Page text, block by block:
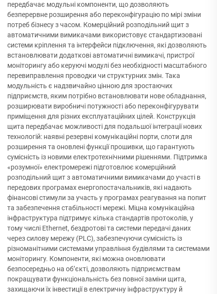
передбачає модульні компоненти, що дозволяють
безперервне розширення або переконфігурацію по мірі зміни
потреб бізнесу з часом. Комерційний розподільний щит з
автоматичними вимикачами використовує стандартизовані
системи кріплення та інтерфейси підключення, які дозволяють
встановлювати додаткові автоматичні вимикачі, пристрої
моніторингу або керуючі модулі без необхідності масштабного
перевиправлення проводки чи структурних змін. Така
модульність є надзвичайно цінною для зростаючих
підприємств, яким потрібно встановлювати нове обладнання,
розширювати виробничі потужності або переконфігурувати
приміщення для різних експлуатаційних цілей. Конструкція
щита передбачає можливості для подальшої інтеграції нових
технологій: наявні резервні комунікаційні порти, слоти для
розширення та оновлені функції прошивки, що гарантують
сумісність із новими електротехнічними рішеннями. Підтримка
«розумної» електромережі підготовлює комерційний
розподільний щит з автоматичними вимикачами до участі в
передових програмах енергопостачальників, які надають
фінансові стимули за участь у програмах реагування на попит
та забезпечення стабільності мережі. Міцна комунікаційна
інфраструктура підтримує кілька стандартів протоколів, у
тому числі Ethernet, бездротові та системи передачі даних
через силову мережу (PLC), забезпечуючи сумісність із
різноманітними системами управління будівлями та системами
моніторингу. Компоненти, які можна оновлювати
безпосередньо на об’єкті, дозволяють підприємствам
покращувати функціональність без повної заміни щита,
захищаючи їх інвестиції в електричну інфраструктуру й